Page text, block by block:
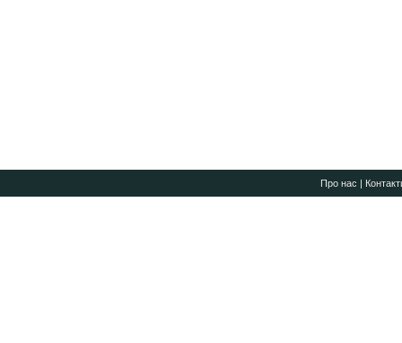
Про нас |